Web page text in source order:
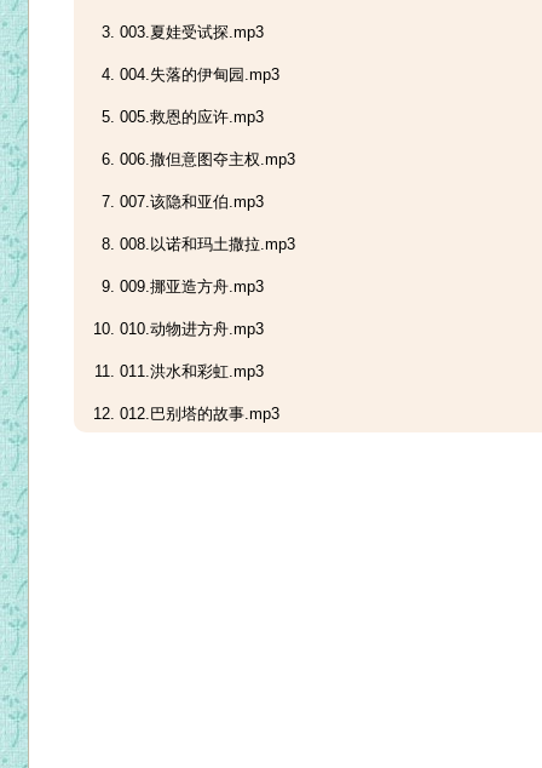
003.夏娃受试探.mp3
004.失落的伊甸园.mp3
005.救恩的应许.mp3
006.撒但意图夺主权.mp3
007.该隐和亚伯.mp3
008.以诺和玛土撒拉.mp3
009.挪亚造方舟.mp3
010.动物进方舟.mp3
011.洪水和彩虹.mp3
012.巴别塔的故事.mp3